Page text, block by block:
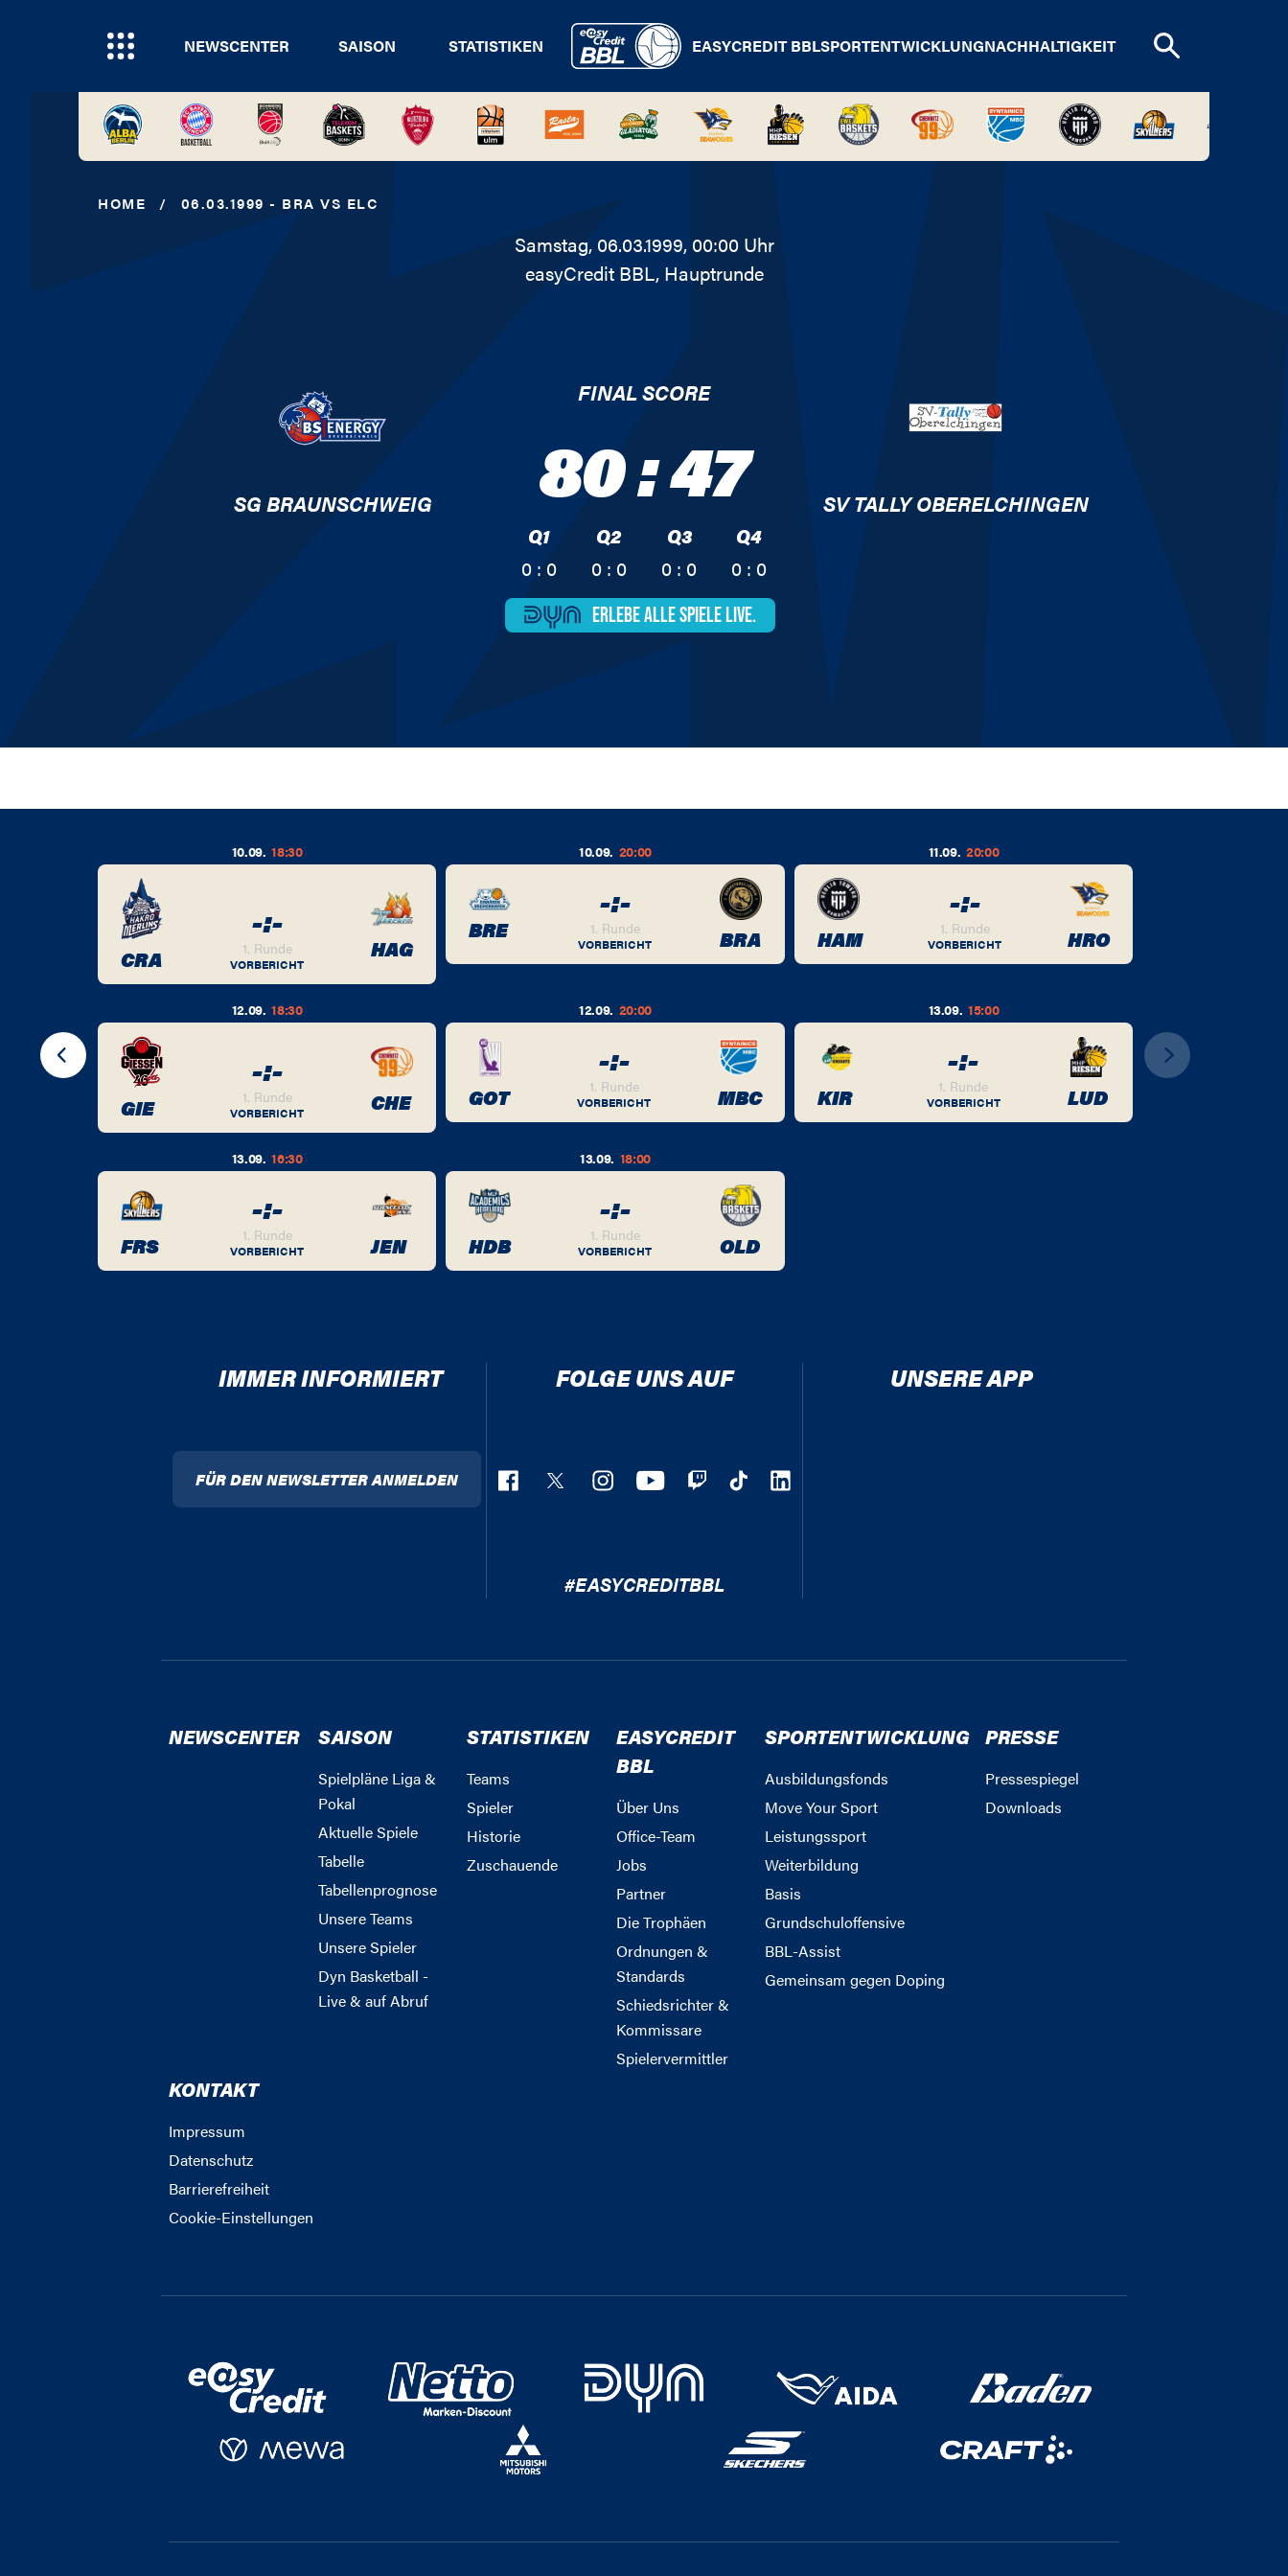
NEWSCENTER SAISON STATISTIKEN EASYCREDIT BBLSPORTENTWICKLUNGNACHHALTIGKEIT
HOME / 06.03.1999 - BRA VS ELC
Samstag, 06.03.1999, 00:00 Uhr
easyCredit BBL, Hauptrunde
SG BRAUNSCHWEIG
FINAL SCORE
80:47
Q1
0 : 0
Q2
0 : 0
Q3
0 : 0
Q4
0 : 0
SV TALLY OBERELCHINGEN
ERLEBE ALLESPIELE LIVE.
BER
10.09. 18:30
CRA
-:-
1. Runde
VORBERICHT
HAG
10.09. 20:00
BRE
-:-
1. Runde
VORBERICHT BRA
11.09. 20:00
HAM
-:-
1. Runde
VORBERICHT HRO
12.09. 18:30
GIE
-:-
1. Runde
VORBERICHT CHE
12.09. 20:00
GOT
-:-
1. Runde
VORBERICHT MBC
13.09. 15:00
KIR
-:-
1. Runde
VORBERICHT LUD
13.09. 16:30
FRS
-:-
1. Runde
VORBERICHT JEN
13.09. 18:00
HDB
-:-
1. Runde
VORBERICHT OLD
IMMER INFORMIERT
FÜR DEN NEWSLETTER ANMELDEN
FOLGE UNS AUF
#EASYCREDITBBL
UNSERE APP
NEWSCENTER SAISON
Spielpläne Liga &
Pokal
Aktuelle Spiele
Tabelle
Tabellenprognose
Unsere Teams
Unsere Spieler
Dyn Basketball -
Live & auf Abruf
STATISTIKEN
Teams
Spieler
Historie
Zuschauende
EASYCREDIT
BBL
Über Uns
Office-Team
Jobs
Partner
Die Trophäen
Ordnungen &
Standards
Schiedsrichter &
Kommissare
Spielervermittler
SPORTENTWICKLUNG
Ausbildungsfonds
Move Your Sport
Leistungssport
Weiterbildung
Basis
Grundschuloffensive
BBL-Assist
Gemeinsam gegen Doping
PRESSE
Pressespiegel
Downloads
KONTAKT
Impressum
Datenschutz
Barrierefreiheit
Cookie-Einstellungen